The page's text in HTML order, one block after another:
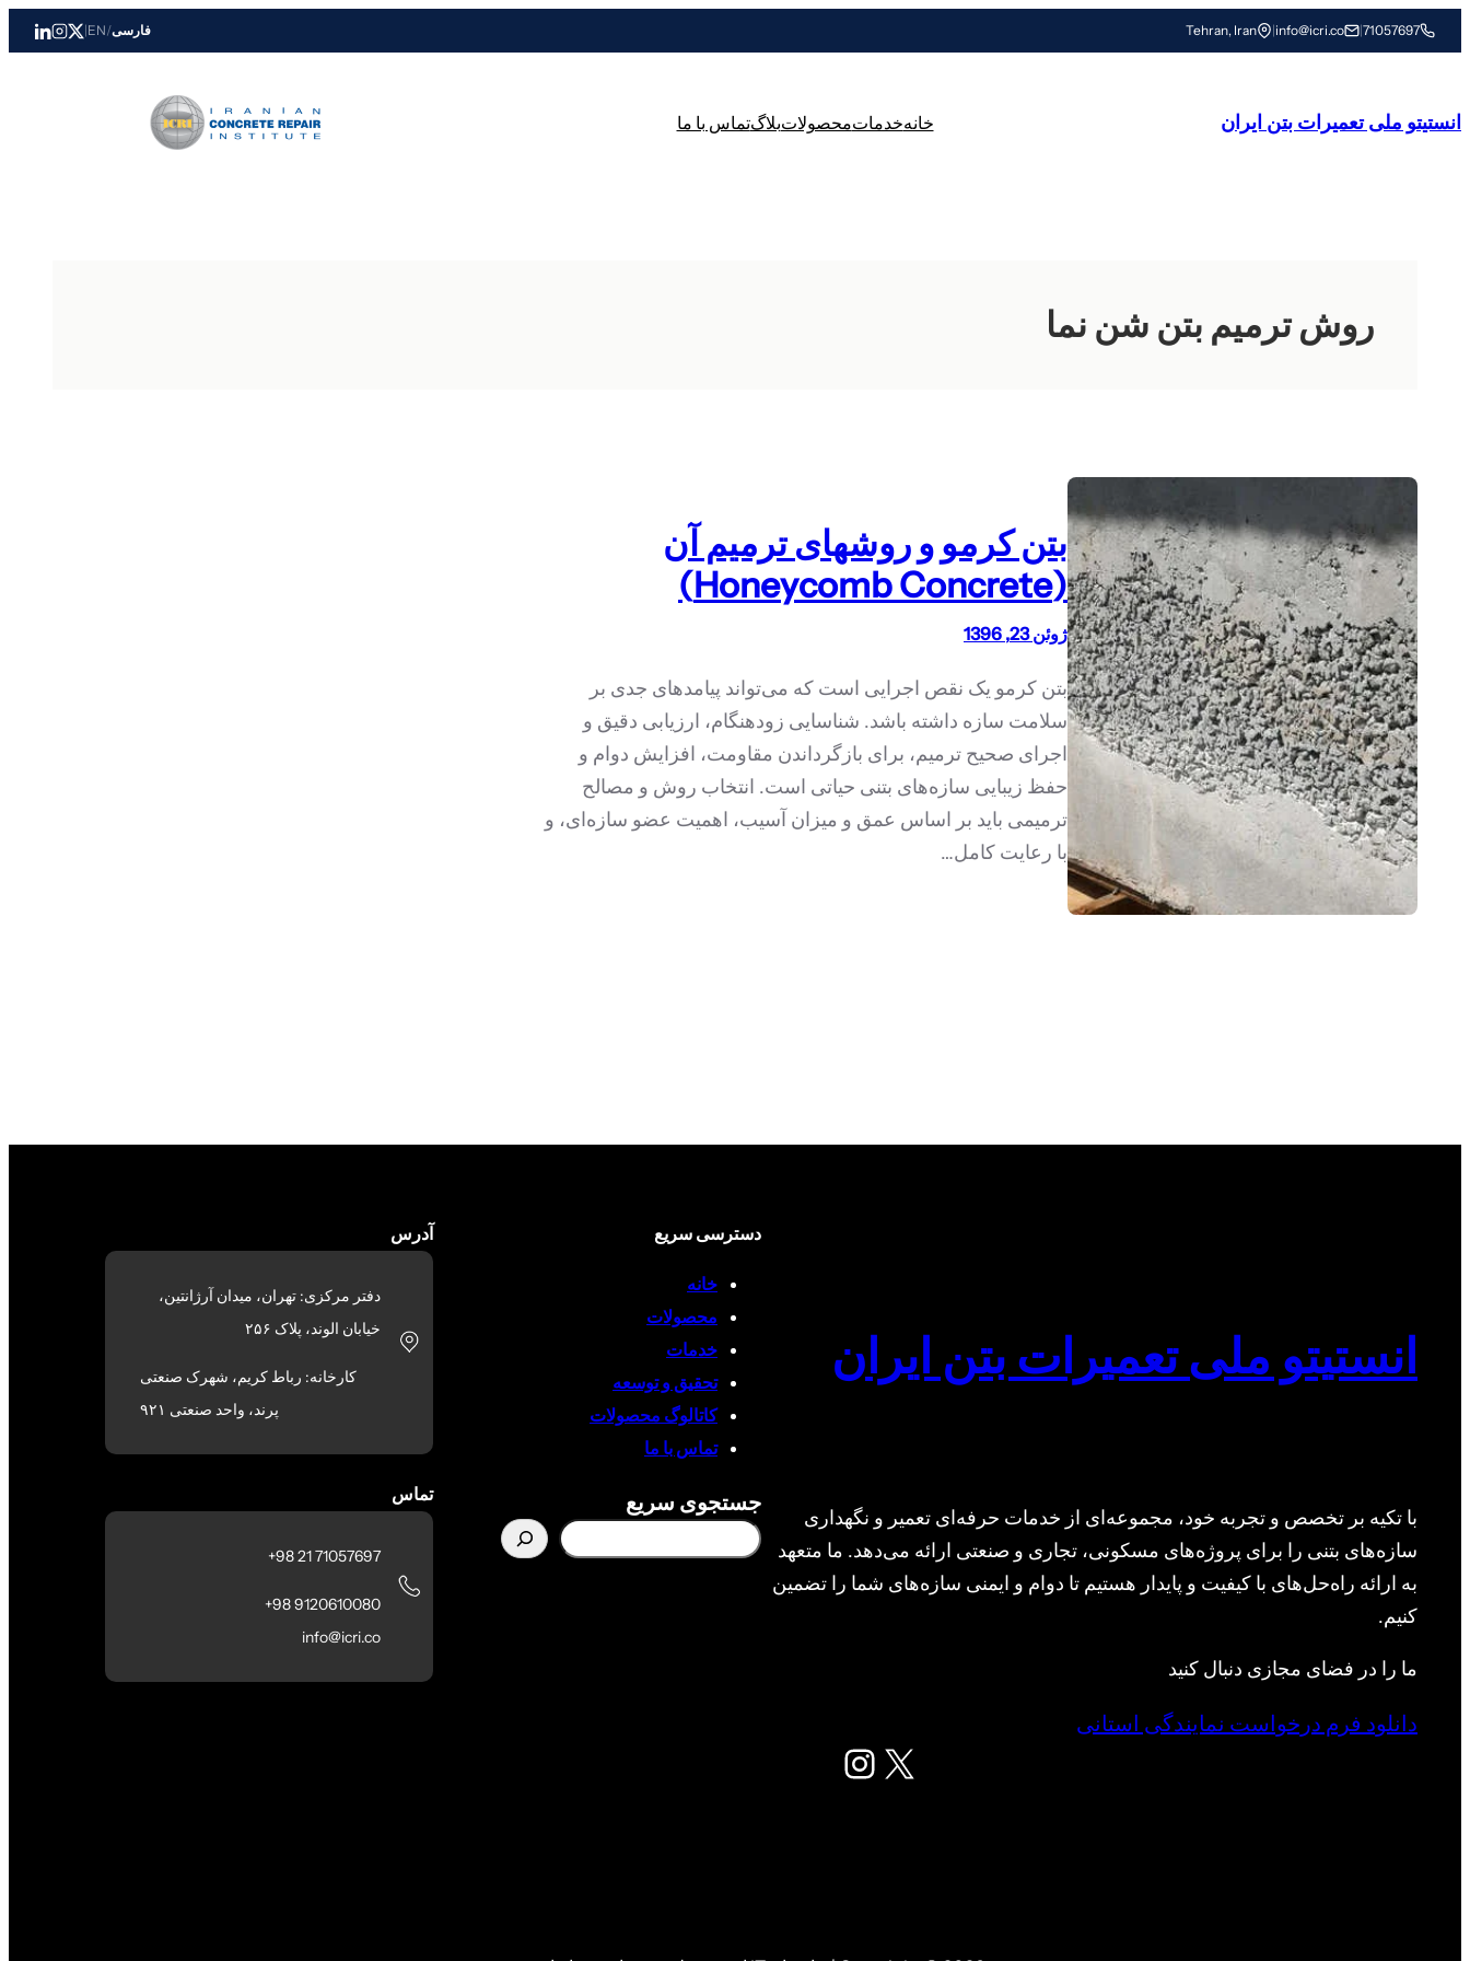
رفتن
به
71057697
|
info@icri.co
|
Tehran, Iran فارسی/
EN
|
انستیتو ملی تعمیرات بتن ایران خانهخدماتمحصولاتبلاگتماس با ما
روش ترمیم بتن شن نما
بتن کرمو و روشهای ترمیم آن
(Honeycomb Concrete)
ژوئن 23, 1396
بتن کرمو یک نقص اجرایی است که می‌تواند پیامدهای جدی بر
سلامت سازه داشته باشد. شناسایی زودهنگام، ارزیابی دقیق و
اجرای صحیح ترمیم، برای بازگرداندن مقاومت، افزایش دوام و
حفظ زیبایی سازه‌های بتنی حیاتی است. انتخاب روش و مصالح
ترمیمی باید بر اساس عمق و میزان آسیب، اهمیت عضو سازه‌ای، و
با رعایت کامل…
انستیتو ملی تعمیرات بتن ایران
با تکیه بر تخصص و تجربه خود، مجموعه‌ای از خدمات حرفه‌ای تعمیر و نگهداری
سازه‌های بتنی را برای پروژه‌های مسکونی، تجاری و صنعتی ارائه می‌دهد. ما متعهد
به ارائه راه‌حل‌های با کیفیت و پایدار هستیم تا دوام و ایمنی سازه‌های شما را تضمین
کنیم.
ما را در فضای مجازی دنبال کنید
X اینستاگرم
دانلود فرم درخواست نمایندگی استانی
دسترسی سریع
خانه
محصولات
خدمات
تحقیق و توسعه
کاتالوگ محصولات
تماس با ما
جستجوی سریع
آدرس
دفتر مرکزی: تهران، میدان آرژانتین،
خیابان الوند، پلاک ۲۵۶
کارخانه: رباط کریم، شهرک صنعتی
پرند، واحد صنعتی ۹۲۱
تماس
71057697 21 98+
9120610080 98+
info@icri.co